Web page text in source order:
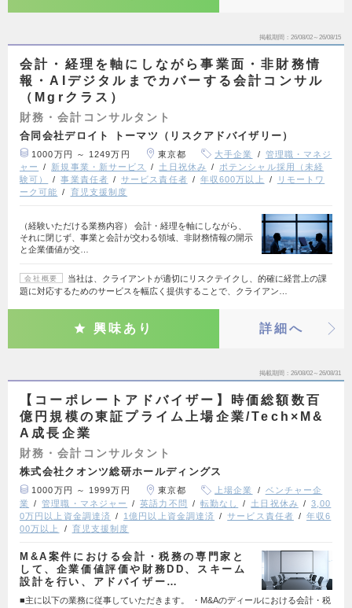
掲載期間 26/08/02～26/08/15
会計・経理を軸にしながら事業面・非財務情
報・AIデジタルまでカバーする会計コンサル
（Mgrクラス）
財務・会計コンサルタント
合同会社デロイト トーマツ（リスクアドバイザリー）
1000万円 ～ 1249万円 東京都 大手企業
管理職・マネジ
ャー
新規事業・新サービス 土日祝休み
ポテンシャル採用（未経
験可）
事業責任者 サービス責任者 年収600万以上
リモートワ
ーク可能
育児支援制度
（経験いただける業務内容） 会計・経理を軸にしながら、
それに閉じず、事業と会計が交わる領域、非財務情報の開示
と企業価値が交…
会社概要
当社は、クライアントが適切にリスクテイクし、的確に経営上の課
題に対応するためのサービスを幅広く提供することで、クライアン…
興味あり 詳細へ
掲載期間 26/08/02～26/08/31
【コーポレートアドバイザー】時価総額数百
億円規模の東証プライム上場企業/Tech×M&
A成長企業
財務・会計コンサルタント
株式会社クオンツ総研ホールディングス
1000万円 ～ 1999万円 東京都 上場企業
ベンチャー企
業
管理職・マネジャー 英語力不問 転勤なし 土日祝休み
3,00
0万円以上資金調達済
1億円以上資金調達済 サービス責任者
年収6
00万以上
育児支援制度
M&A案件における会計・税務の専門家と
して、企業価値評価や財務DD、スキーム
設計を行い、アドバイザー…
■主に以下の業務に従事していただきます。 ・M&Aのディールにおける会計・税